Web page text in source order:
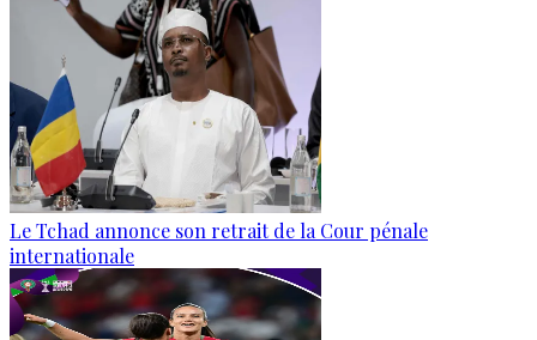
Le Tchad annonce son retrait de la Cour pénale
internationale